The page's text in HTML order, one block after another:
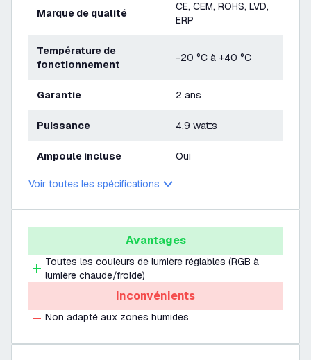
Marque de qualité
CE, CEM, ROHS, LVD,
ERP
Température de
fonctionnement
-20 °C à +40 °C
Garantie 2 ans
Puissance 4,9 watts
Ampoule incluse Oui
Voir toutes les spécifications
Avantages
Toutes les couleurs de lumière réglables (RGB à
lumière chaude/froide)
Inconvénients
Non adapté aux zones humides